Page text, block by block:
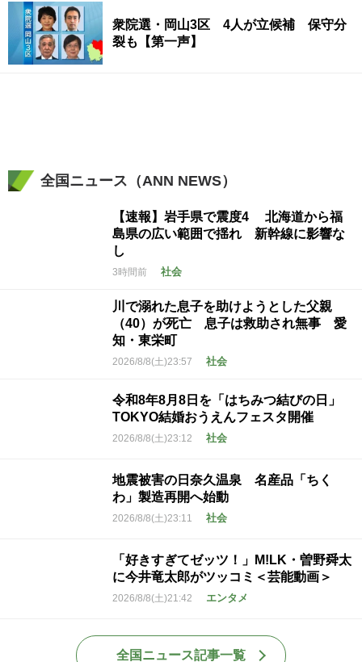
衆院選・岡山3区 4人が立候補 保守分
裂も【第一声】
全国ニュース（ANN NEWS）
【速報】岩手県で震度4 北海道から福
島県の広い範囲で揺れ 新幹線に影響な
し
3時間前 社会
川で溺れた息子を助けようとした父親
（40）が死亡 息子は救助され無事 愛
知・東栄町
2026/8/8(土)23:57 社会
令和8年8月8日を「はちみつ結びの日」
TOKYO結婚おうえんフェスタ開催
2026/8/8(土)23:12 社会
地震被害の日奈久温泉 名産品「ちく
わ」製造再開へ始動
2026/8/8(土)23:11 社会
「好きすぎてゼッツ！」M!LK・曽野舜太
に今井竜太郎がツッコミ＜芸能動画＞
2026/8/8(土)21:42 エンタメ
全国ニュース記事一覧